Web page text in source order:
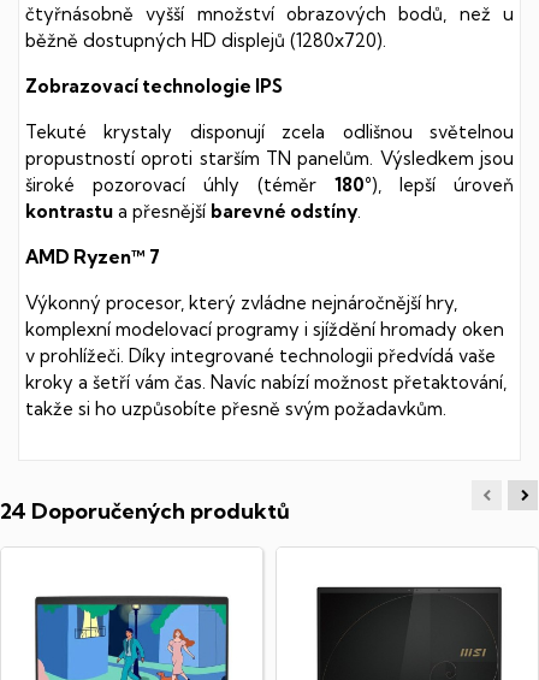
čtyřnásobně vyšší množství obrazových bodů, než u
běžně dostupných HD displejů (1280x720).
Zobrazovací technologie IPS
Tekuté krystaly disponují zcela odlišnou světelnou
propustností oproti starším TN panelům. Výsledkem jsou
široké pozorovací úhly (téměr 180°), lepší úroveň
kontrastu a přesnější barevné odstíny
AMD Ryzen™ 7
Výkonný procesor, který zvládne nejnáročnější hry,
komplexní modelovací programy i sjíždění hromady oken
v prohlížeči. Díky integrované technologii předvídá vaše
kroky a šetří vám čas. Navíc nabízí možnost přetaktování,
takže si ho uzpůsobíte přesně svým požadavkům.
24 Doporučených produktů